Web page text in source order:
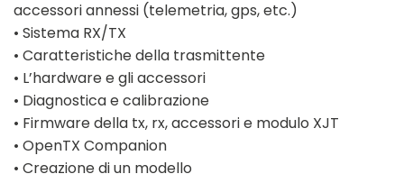
accessori annessi (telemetria, gps, etc.)
• Sistema RX/TX
• Caratteristiche della trasmittente
• L’hardware e gli accessori
• Diagnostica e calibrazione
• Firmware della tx, rx, accessori e modulo XJT
• OpenTX Companion
• Creazione di un modello